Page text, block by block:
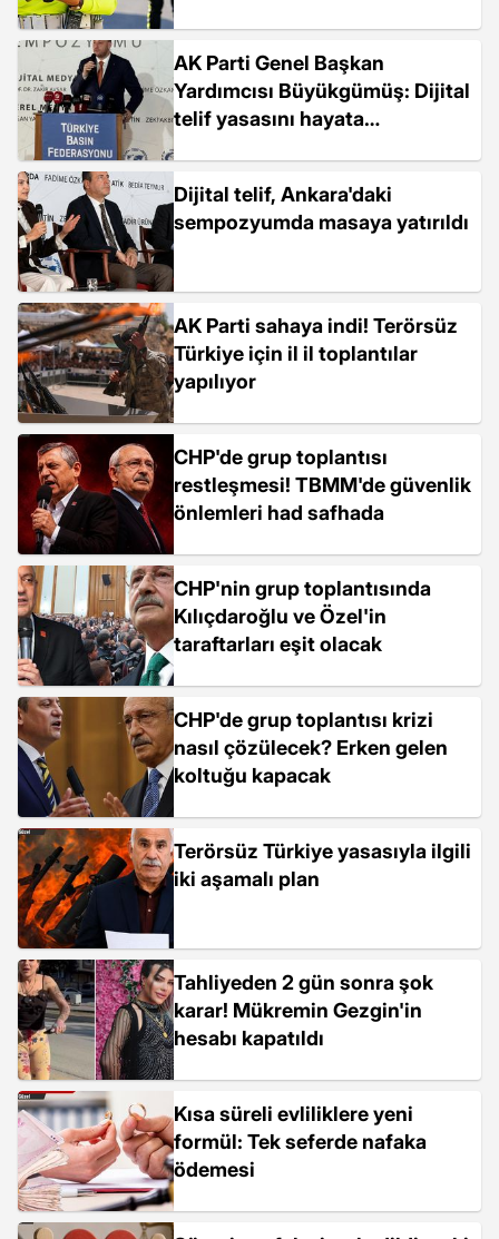
AK Parti Genel Başkan
Yardımcısı Büyükgümüş: Dijital
telif yasasını hayata
Dijital telif, Ankara'daki
sempozyumda masaya yatırıldı
AK Parti sahaya indi! Terörsüz
Türkiye için il il toplantılar
yapılıyor
CHP'de grup toplantısı
restleşmesi! TBMM'de güvenlik
önlemleri had safhada
CHP'nin grup toplantısında
Kılıçdaroğlu ve Özel'in
taraftarları eşit olacak
CHP'de grup toplantısı krizi
nasıl çözülecek? Erken gelen
koltuğu kapacak
Terörsüz Türkiye yasasıyla ilgili
iki aşamalı plan
Tahliyeden 2 gün sonra şok
karar! Mükremin Gezgin'in
hesabı kapatıldı
Kısa süreli evliliklere yeni
formül: Tek seferde nafaka
ödemesi